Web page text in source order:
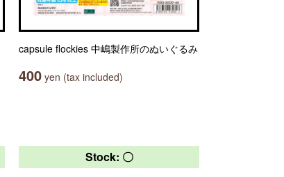
capsule flockies 中嶋製作所のぬいぐるみ
400 yen (tax included)
Stock: 〇